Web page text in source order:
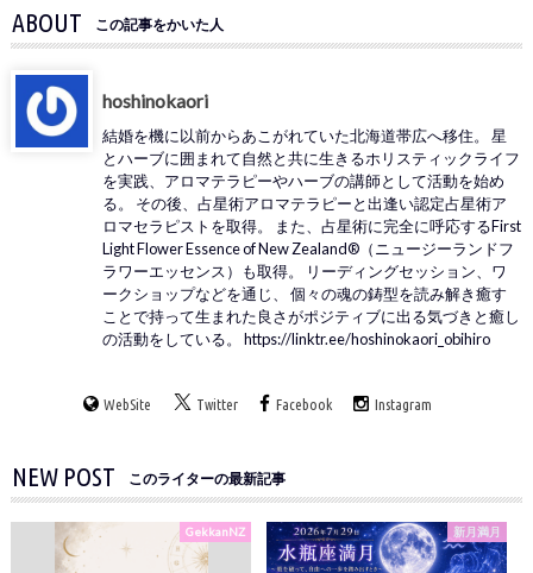
ABOUT この記事をかいた人
hoshinokaori
結婚を機に以前からあこがれていた北海道帯広へ移住。 星
とハーブに囲まれて自然と共に生きるホリスティックライフ
を実践、アロマテラピーやハーブの講師として活動を始め
る。 その後、占星術アロマテラピーと出逢い認定占星術ア
ロマセラピストを取得。 また、占星術に完全に呼応するFirst
Light Flower Essence of New Zealand®（ニュージーランドフ
ラワーエッセンス）も取得。 リーディングセッション、ワ
ークショップなどを通じ、 個々の魂の鋳型を読み解き癒す
ことで持って生まれた良さがポジティブに出る気づきと癒し
の活動をしている。 https://linktr.ee/hoshinokaori_obihiro
WebSite Twitter Facebook Instagram
NEW POST このライターの最新記事
GekkanNZ 新月満月